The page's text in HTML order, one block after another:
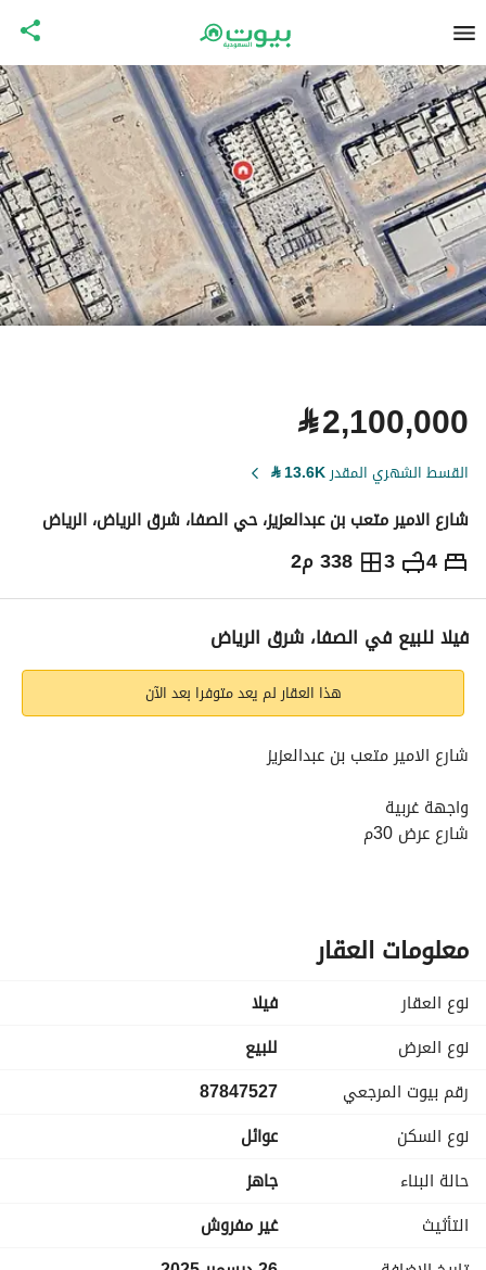
⃁2,100,000
القسط الشهري المقدر13.6K
⃁
شارع الامير متعب بن عبدالعزيز، حي الصفا، شرق الرياض، الرياض
4
3 338 م2 ⃁
2,100,000
التفاصيل معلومات ترخيص الإعلان
فيلا للبيع في الصفا، شرق الرياض
هذا العقار لم يعد متوفرا بعد الآن
شارع الامير متعب بن عبدالعزيز
واجهة غربية
شارع عرض 30م
معلومات العقار
نوع العقار
فیلا
نوع العرض
للبيع
رقم بيوت المرجعي
87847527
نوع السكن
عوائل
حالة البناء
جاهز
التأثيث
غير مفروش